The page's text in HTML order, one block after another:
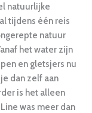
natuurlijke
tijdens één reis
natuur
het water zijn
en gletsjers nu
dan zelf aan
is het alleen
was meer dan